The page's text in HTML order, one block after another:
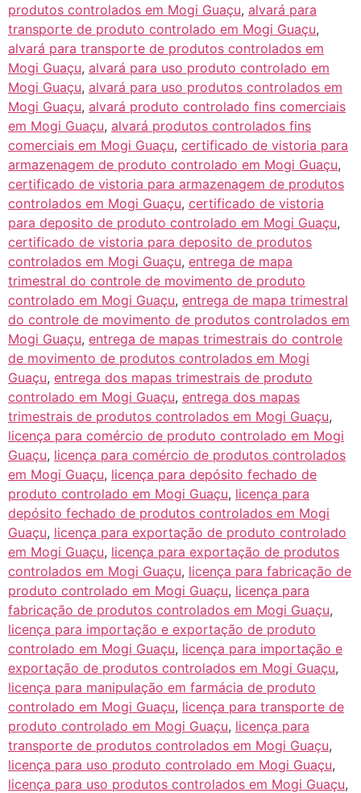
produtos controlados em Mogi Guaçu, alvará para
transporte de produto controlado em Mogi Guaçu,
alvará para transporte de produtos controlados em
Mogi Guaçu, alvará para uso produto controlado em
Mogi Guaçu, alvará para uso produtos controlados em
Mogi Guaçu, alvará produto controlado fins comerciais
em Mogi Guaçu, alvará produtos controlados fins
comerciais em Mogi Guaçu, certificado de vistoria para
armazenagem de produto controlado em Mogi Guaçu,
certificado de vistoria para armazenagem de produtos
controlados em Mogi Guaçu, certificado de vistoria
para deposito de produto controlado em Mogi Guaçu,
certificado de vistoria para deposito de produtos
controlados em Mogi Guaçu, entrega de mapa
trimestral do controle de movimento de produto
controlado em Mogi Guaçu, entrega de mapa trimestral
do controle de movimento de produtos controlados em
Mogi Guaçu, entrega de mapas trimestrais do controle
de movimento de produtos controlados em Mogi
Guaçu, entrega dos mapas trimestrais de produto
controlado em Mogi Guaçu, entrega dos mapas
trimestrais de produtos controlados em Mogi Guaçu,
licença para comércio de produto controlado em Mogi
Guaçu, licença para comércio de produtos controlados
em Mogi Guaçu, licença para depósito fechado de
produto controlado em Mogi Guaçu, licença para
depósito fechado de produtos controlados em Mogi
Guaçu, licença para exportação de produto controlado
em Mogi Guaçu, licença para exportação de produtos
controlados em Mogi Guaçu, licença para fabricação de
produto controlado em Mogi Guaçu, licença para
fabricação de produtos controlados em Mogi Guaçu,
licença para importação e exportação de produto
controlado em Mogi Guaçu, licença para importação e
exportação de produtos controlados em Mogi Guaçu,
licença para manipulação em farmácia de produto
controlado em Mogi Guaçu, licença para transporte de
produto controlado em Mogi Guaçu, licença para
transporte de produtos controlados em Mogi Guaçu,
licença para uso produto controlado em Mogi Guaçu,
licença para uso produtos controlados em Mogi Guaçu,